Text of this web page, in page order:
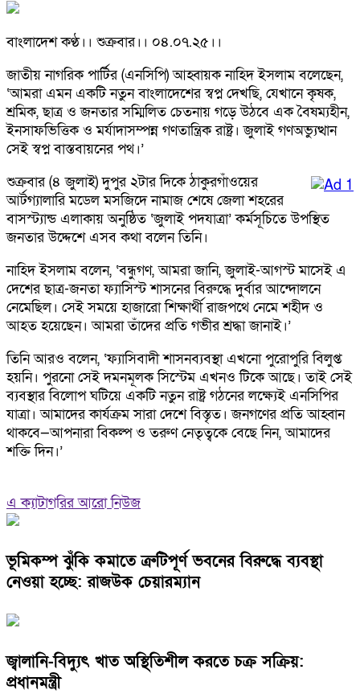
বাংলাদেশ কণ্ঠ।। শুক্রবার।। ০৪.০৭.২৫।।
জাতীয় নাগরিক পার্টির (এনসিপি) আহ্বায়ক নাহিদ ইসলাম বলেছেন,
‘আমরা এমন একটি নতুন বাংলাদেশের স্বপ্ন দেখছি, যেখানে কৃষক,
শ্রমিক, ছাত্র ও জনতার সম্মিলিত চেতনায় গড়ে উঠবে এক বৈষম্যহীন,
ইনসাফভিত্তিক ও মর্যাদাসম্পন্ন গণতান্ত্রিক রাষ্ট্র। জুলাই গণঅভ্যুত্থান
সেই স্বপ্ন বাস্তবায়নের পথ।’
শুক্রবার (৪ জুলাই) দুপুর ২টার দিকে ঠাকুরগাঁওয়ের
আর্টগ্যালারি মডেল মসজিদে নামাজ শেষে জেলা শহরের
বাসস্ট্যান্ড এলাকায় অনুষ্ঠিত ‘জুলাই পদযাত্রা’ কর্মসূচিতে উপস্থিত
জনতার উদ্দেশে এসব কথা বলেন তিনি।
নাহিদ ইসলাম বলেন, ‘বন্ধুগণ, আমরা জানি, জুলাই-আগস্ট মাসেই এ
দেশের ছাত্র-জনতা ফ্যাসিস্ট শাসনের বিরুদ্ধে দুর্বার আন্দোলনে
নেমেছিল। সেই সময়ে হাজারো শিক্ষার্থী রাজপথে নেমে শহীদ ও
আহত হয়েছেন। আমরা তাঁদের প্রতি গভীর শ্রদ্ধা জানাই।’
তিনি আরও বলেন, ‘ফ্যাসিবাদী শাসনব্যবস্থা এখনো পুরোপুরি বিলুপ্ত
হয়নি। পুরনো সেই দমনমূলক সিস্টেম এখনও টিকে আছে। তাই সেই
ব্যবস্থার বিলোপ ঘটিয়ে একটি নতুন রাষ্ট্র গঠনের লক্ষ্যেই এনসিপির
যাত্রা। আমাদের কার্যক্রম সারা দেশে বিস্তৃত। জনগণের প্রতি আহ্বান
থাকবে—আপনারা বিকল্প ও তরুণ নেতৃত্বকে বেছে নিন, আমাদের
শক্তি দিন।’
এ ক্যাটাগরির আরো নিউজ
ভূমিকম্প ঝুঁকি কমাতে ত্রুটিপূর্ণ ভবনের বিরুদ্ধে ব্যবস্থা
নেওয়া হচ্ছে: রাজউক চেয়ারম্যান
জ্বালানি-বিদ্যুৎ খাত অস্থিতিশীল করতে চক্র সক্রিয়:
প্রধানমন্ত্রী